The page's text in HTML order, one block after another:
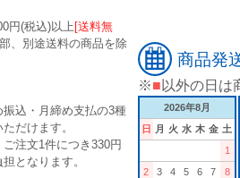
円(税込)以上[送料無
、別途送料の商品を除
込・月締め支払の3種
だけます。
注文1件につき330円
となります。
商品発
※■ 以外の日は
2026年8月
日
月 火 水 木 金 土
1
2
3 4 5 6 7
8